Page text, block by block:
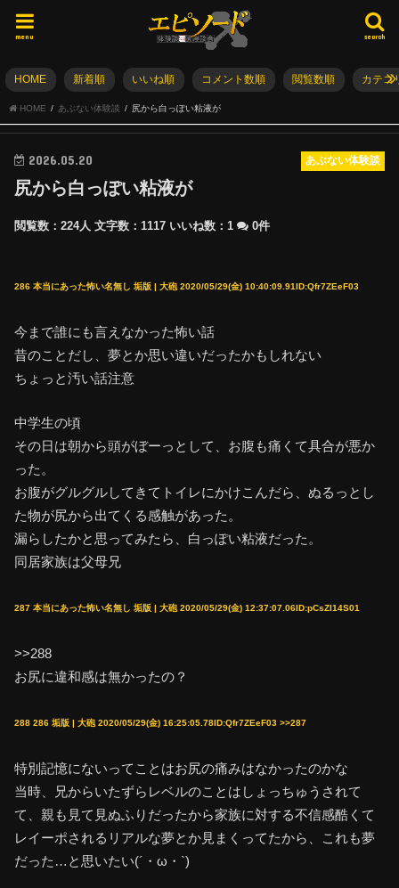
search
menu
HOME 新着順 いいね順 コメント数順 閲覧数順 カテゴ
HOME あぶない体験談 尻から白っぽい粘液が
あぶない体験談
2026.05.20
尻から白っぽい粘液が
閲覧数：224人 文字数：1117 いいね数： 1 0件
286 本当にあった怖い名無し 垢版 | 大砲 2020/05/29(金) 10:40:09.91ID:Qfr7ZEeF03
今まで誰にも言えなかった怖い話
昔のことだし、夢とか思い違いだったかもしれない
ちょっと汚い話注意
中学生の頃
その日は朝から頭がぼーっとして、お腹も痛くて具合が悪か
った。
お腹がグルグルしてきてトイレにかけこんだら、ぬるっとし
た物が尻から出てくる感触があった。
漏らしたかと思ってみたら、白っぽい粘液だった。
同居家族は父母兄
287 本当にあった怖い名無し 垢版 | 大砲 2020/05/29(金) 12:37:07.06ID:pCsZI14S01
>>288
お尻に違和感は無かったの？
288 286 垢版 | 大砲 2020/05/29(金) 16:25:05.78ID:Qfr7ZEeF03 >>287
特別記憶にないってことはお尻の痛みはなかったのかな
当時、兄からいたずらレベルのことはしょっちゅうされて
て、親も見て見ぬふりだったから家族に対する不信感酷くて
レイーポされるリアルな夢とか見まくってたから、これも夢
だった…と思いたい(´・ω・`)